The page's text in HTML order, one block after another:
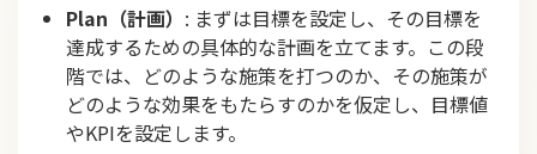
Plan（計画） : まずは目標を設定し、その目標を
達成するための具体的な計画を立てます。この段
階では、どのような施策を打つのか、その施策が
どのような効果をもたらすのかを仮定し、目標値
やKPIを設定します。